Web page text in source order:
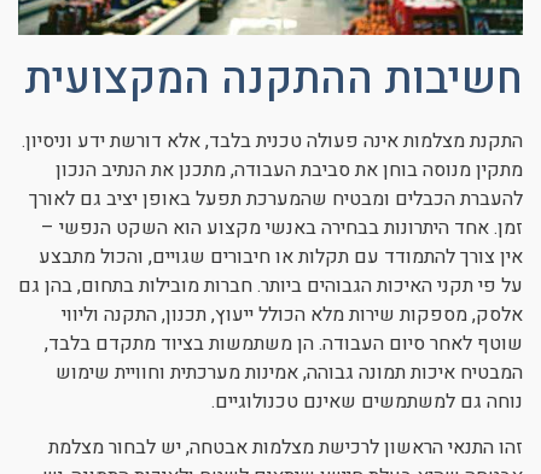
חשיבות ההתקנה המקצועית
התקנת מצלמות אינה פעולה טכנית בלבד, אלא דורשת ידע וניסיון.
מתקין מנוסה בוחן את סביבת העבודה, מתכנן את הנתיב הנכון
להעברת הכבלים ומבטיח שהמערכת תפעל באופן יציב גם לאורך
זמן. אחד היתרונות בבחירה באנשי מקצוע הוא השקט הנפשי –
אין צורך להתמודד עם תקלות או חיבורים שגויים, והכול מתבצע
על פי תקני האיכות הגבוהים ביותר. חברות מובילות בתחום, בהן גם
אלסק, מספקות שירות מלא הכולל ייעוץ, תכנון, התקנה וליווי
שוטף לאחר סיום העבודה. הן משתמשות בציוד מתקדם בלבד,
המבטיח איכות תמונה גבוהה, אמינות מערכתית וחוויית שימוש
נוחה גם למשתמשים שאינם טכנולוגיים.
זהו התנאי הראשון לרכישת מצלמות אבטחה, יש לבחור מצלמת